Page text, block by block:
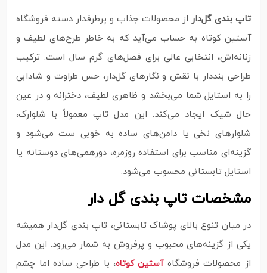
تاپ بندی گل‌دار از محصولات جذاب و پرطرفدار دسته فروشگاه
آستین‌ کوتاه به‌ حساب می‌آید که به‌ خاطر طرح‌های لطیف و
زنانه‌اش، انتخابی عالی برای فصل‌های گرم سال است. ترکیب
طراحی بنددار با نقش و نگارهای گل‌دار، حس طراوت و شادابی
را به استایل شما می‌بخشد و ظاهری لطیف، دخترانه و در عین
حال شیک ایجاد می‌کند. این مدل تاپ‌ معمولاً با شلوارک،
شلوارهای نخی یا دامن‌های ساده به‌ خوبی ست می‌شود و
گزینه‌ای مناسب برای استفاده روزمره، دورهمی‌های دوستانه یا
استایل تابستانی محسوب می‌شود.
مشخصات تاپ بندی گل دار
در میان تنوع بالای پوشاک تابستانی، تاپ‌ بندی گل‌دار همیشه
یکی از گزینه‌های محبوب و پرفروش به‌ شمار می‌رود. این مدل
از محصولات فروشگاهآستین کوتاه، با طراحی ساده اما چشم‌